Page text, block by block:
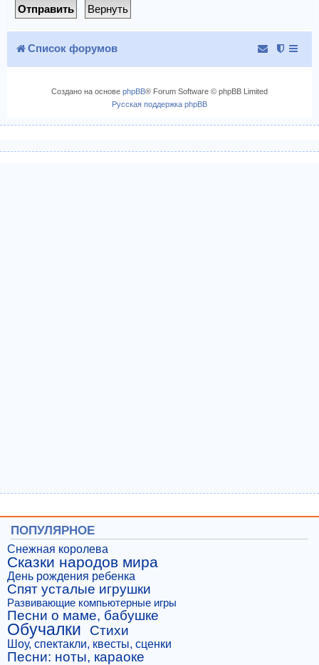
Список форумов
Создано на основе phpBB® Forum Software © phpBB Limited
Русская поддержка phpBB
ПОПУЛЯРНОЕ
Снежная королева
Сказки народов мира
День рождения ребенка
Спят усталые игрушки
Развивающие компьютерные игры
Песни о маме, бабушке
Обучалки Стихи
Шоу, спектакли, квесты, сценки
Песни: ноты, караоке